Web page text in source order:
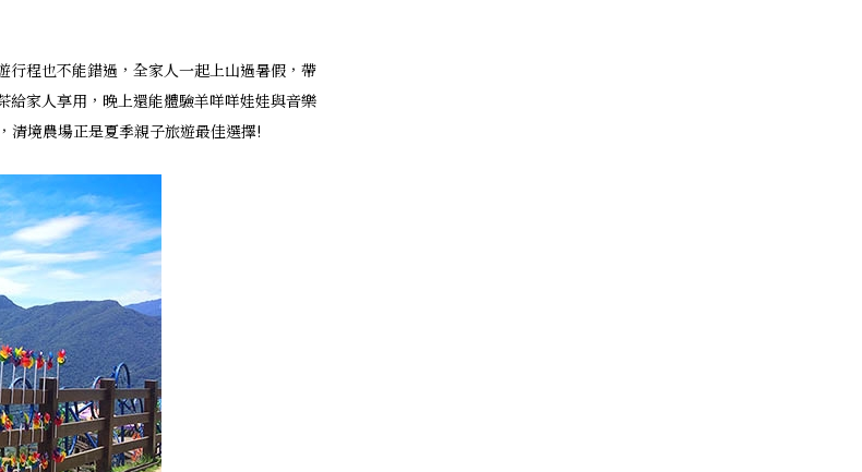
行程也不能錯過，全家人一起上山過暑假，帶
給家人享用，晚上還能體驗羊咩咩娃娃與音樂
清境農場正是夏季親子旅遊最佳選擇!